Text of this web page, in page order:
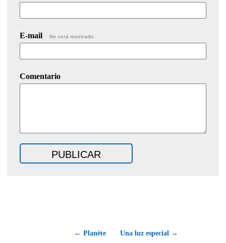
E-mail No será mostrado.
Comentario
← Planète Una luz especial →